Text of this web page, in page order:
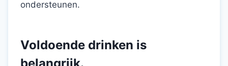
ondersteunen.
Voldoende drinken is